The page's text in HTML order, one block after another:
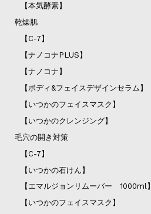
【本気酵素】
乾燥肌
【C-7】
【ナノコナPLUS】
【ナノコナ】
【ボディ&フェイスデザインセラム】
【いつかのフェイスマスク】
【いつかのクレンジング】
毛穴の開き対策
【C-7】
【いつかの石けん】
【エマルジョンリムーバー 1000ml】
【いつかのフェイスマスク】